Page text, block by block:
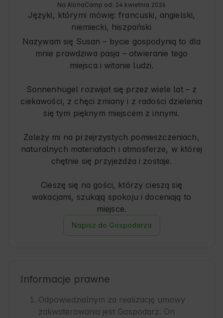
cieszenie się świeżym powietrzem – Neu Karin
to przyjazne miejsce dla miłośników przyrody i
odkrywców. Gospodarze dbają o serdeczną
atmosferę i służą pomocnymi wskazówkami
dotyczącymi pobytu.
Na AlohaCamp od: 24 kwietnia 2026
Języki, którymi mówię: francuski, angielski,
niemiecki, hiszpański
Nazywam się Susan – bycie gospodynią to dla
mnie prawdziwa pasja – otwieranie tego
miejsca i witanie ludzi.
Sonnenhügel rozwijał się przez wiele lat – z
ciekawości, z chęci zmiany i z radości dzielenia
się tym pięknym miejscem z innymi.
Zależy mi na przejrzystych pomieszczeniach,
naturalnych materiałach i atmosferze, w której
chętnie się przyjeżdża i zostaje.
Cieszę się na gości, którzy cieszą się
wakacjami, szukają spokoju i doceniają to
miejsce.
Napisz do Gospodarza
Informacje prawne
Odpowiedzialnym za realizację umowy
zakwaterowania jest Gospodarz. On